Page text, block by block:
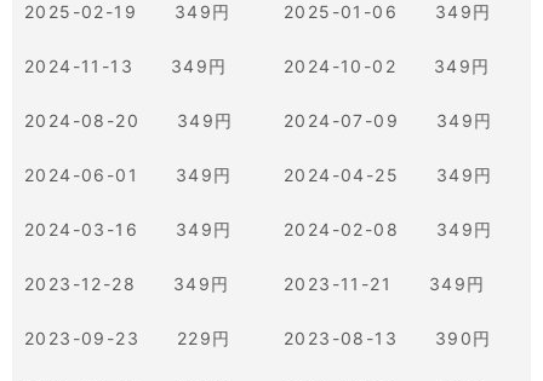
2025-02-19 349円 2025-01-06 349円
2024-11-13 349円 2024-10-02 349円
2024-08-20 349円 2024-07-09 349円
2024-06-01 349円 2024-04-25 349円
2024-03-16 349円 2024-02-08 349円
2023-12-28 349円 2023-11-21 349円
2023-09-23 229円 2023-08-13 390円